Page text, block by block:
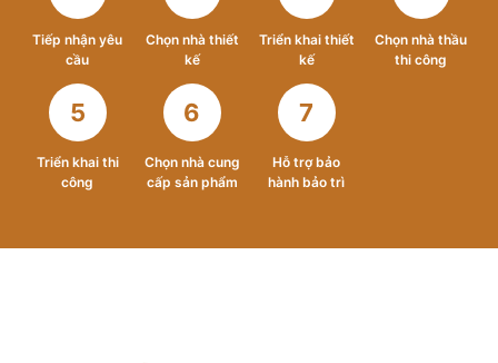
Tiếp nhận yêu
cầu
Chọn nhà thiết
kế
Triển khai thiết
kế
Chọn nhà thầu
thi công
5
Triển khai thi
công
6
Chọn nhà cung
cấp sản phẩm
7
Hỗ trợ bảo
hành bảo trì